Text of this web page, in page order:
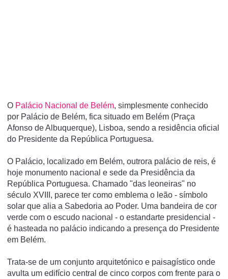
O Palácio Nacional de Belém, simplesmente conhecido
por Palácio de Belém, fica situado em Belém (Praça
Afonso de Albuquerque), Lisboa, sendo a residência oficial
do Presidente da República Portuguesa.
O Palácio, localizado em Belém, outrora palácio de reis, é
hoje monumento nacional e sede da Presidência da
República Portuguesa. Chamado "das leoneiras" no
século XVIII, parece ter como emblema o leão - símbolo
solar que alia a Sabedoria ao Poder. Uma bandeira de cor
verde com o escudo nacional - o estandarte presidencial -
é hasteada no palácio indicando a presença do Presidente
em Belém.
Trata-se de um conjunto arquitetónico e paisagístico onde
avulta um edifício central de cinco corpos com frente para o